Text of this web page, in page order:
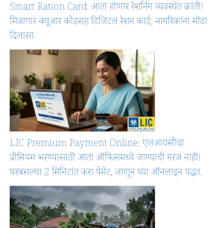
Smart Ration Card: आता होणार रेशनिंग व्यवस्थेत क्रांती!
मिळणार क्यूआर कोडसह डिजिटल रेशन कार्ड; नागरिकांना मोठा
दिलासा.
LIC Premium Payment Online: एलआयसीचा
प्रीमियम भरण्यासाठी आता ऑफिसमध्ये जाण्याची गरज नाही!
घरबसल्या 2 मिनिटांत करा पेमेंट, जाणून घ्या ऑनलाइन पद्धत.